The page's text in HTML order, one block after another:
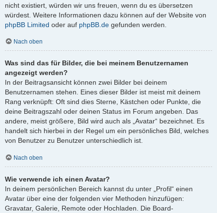
nicht existiert, würden wir uns freuen, wenn du es übersetzen
würdest. Weitere Informationen dazu können auf der Website von
phpBB Limited oder auf phpBB.de gefunden werden.
Nach oben
Was sind das für Bilder, die bei meinem Benutzernamen
angezeigt werden?
In der Beitragsansicht können zwei Bilder bei deinem
Benutzernamen stehen. Eines dieser Bilder ist meist mit deinem
Rang verknüpft: Oft sind dies Sterne, Kästchen oder Punkte, die
deine Beitragszahl oder deinen Status im Forum angeben. Das
andere, meist größere, Bild wird auch als „Avatar“ bezeichnet. Es
handelt sich hierbei in der Regel um ein persönliches Bild, welches
von Benutzer zu Benutzer unterschiedlich ist.
Nach oben
Wie verwende ich einen Avatar?
In deinem persönlichen Bereich kannst du unter „Profil“ einen
Avatar über eine der folgenden vier Methoden hinzufügen:
Gravatar, Galerie, Remote oder Hochladen. Die Board-